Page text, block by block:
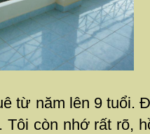
từ năm lên 9 tuổi.
còn nhớ rất rõ,